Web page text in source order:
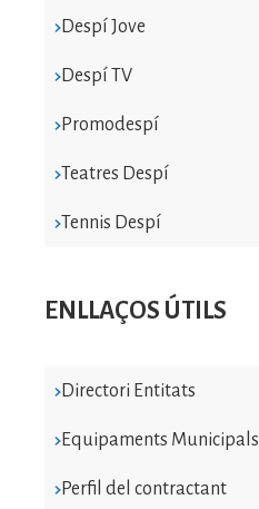
Despí Jove
Despí TV
Promodespí
Teatres Despí
Tennis Despí
ENLLAÇOS ÚTILS
Directori Entitats
Equipaments Municipals
Perfil del contractant